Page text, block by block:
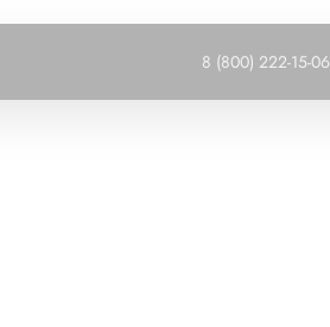
8 (800) 222-15-06